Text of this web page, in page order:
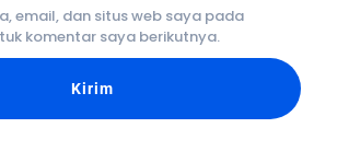
email, dan situs web saya pada
komentar saya berikutnya.